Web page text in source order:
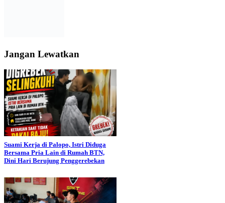
Jangan Lewatkan
Suami Kerja di Palopo, Istri Diduga
Bersama Pria Lain di Rumah BTN,
Dini Hari Berujung Penggerebekan